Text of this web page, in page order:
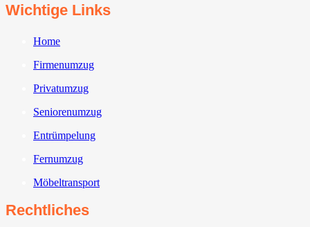
Wichtige Links
Home
Firmenumzug
Privatumzug
Seniorenumzug
Entrümpelung
Fernumzug
Möbeltransport
Rechtliches